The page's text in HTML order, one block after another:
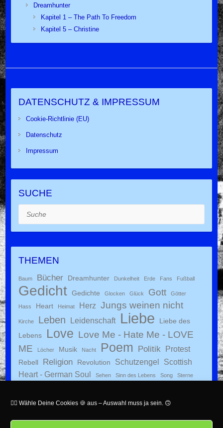
👉🏻 Wähle Deine Cookies 🍪 aus – Auswahl muss ja sein. 🙃
Dreamhunter
Kapitel 1 – The Path To Freedom
Kapitel 5 – Christine
DATENSCHUTZ & IMPRESSUM
Cookie-Richtlinie (EU)
Datenschutz
Impressum
SUCHE
Suche
THEMEN
Baum Bücher Dreamhunter Dunkelheit Erde Fans Fußball
Gedicht Gedichte Glocken Glück Gott Götter
Hass Heart Heimat Herz Jungs weinen nicht
Kirche Leben Leidenschaft Liebe
Liebe des
Lebens
Love Love Me - Hate Me - LOVE
ME
Löcher Musik Nacht Poem Politik Protest
Rebell Religion Revolution Schutzengel
Scottish
Heart - German Soul
Sehen Sinn des Lebens Song Sterne
YouTube Zukunft